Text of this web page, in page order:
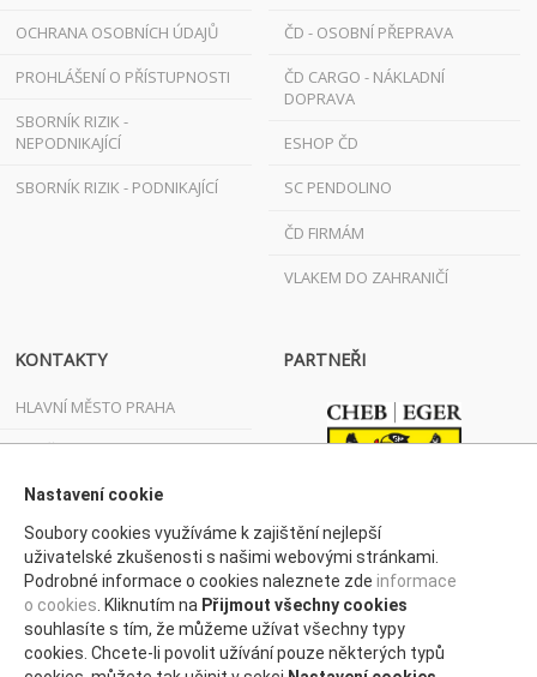
OCHRANA OSOBNÍCH ÚDAJŮ
PROHLÁŠENÍ O PŘÍSTUPNOSTI
SBORNÍK RIZIK -
NEPODNIKAJÍCÍ
SBORNÍK RIZIK - PODNIKAJÍCÍ
ČD - OSOBNÍ PŘEPRAVA
ČD CARGO - NÁKLADNÍ
DOPRAVA
ESHOP ČD
SC PENDOLINO
ČD FIRMÁM
VLAKEM DO ZAHRANIČÍ
KONTAKTY
HLAVNÍ MĚSTO PRAHA
JIHOČESKÝ KRAJ
JIHOMORAVSKÝ KRAJ
KARLOVARSKÝ KRAJ
KRAJ VYSOČINA
KRÁLOVÉHRADECKÝ KRAJ
PARTNEŘI
Nastavení cookie
Soubory cookies využíváme k zajištění nejlepší
uživatelské zkušenosti s našimi webovými stránkami.
Podrobné informace o cookies naleznete zde informace
o cookies . Kliknutím na Přijmout všechny cookies
souhlasíte s tím, že můžeme užívat všechny typy
cookies. Chcete-li povolit užívání pouze některých typů